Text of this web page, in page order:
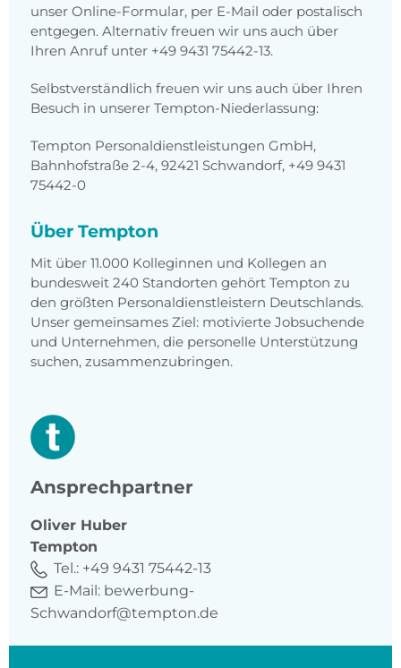
unser Online-Formular, per E-Mail oder postalisch
entgegen. Alternativ freuen wir uns auch über
Ihren Anruf unter +49 9431 75442-13.
Selbstverständlich freuen wir uns auch über Ihren
Besuch in unserer Tempton-Niederlassung:
Tempton Personaldienstleistungen GmbH,
Bahnhofstraße 2-4, 92421 Schwandorf, +49 9431
75442-0
Über Tempton
Mit über 11.000 Kolleginnen und Kollegen an
bundesweit 240 Standorten gehört Tempton zu
den größten Personaldienstleistern Deutschlands.
Unser gemeinsames Ziel: motivierte Jobsuchende
und Unternehmen, die personelle Unterstützung
suchen, zusammenzubringen.
Ansprechpartner
Oliver Huber
Tempton
Tel.: +49 9431 75442-13
E-Mail: bewerbung-
Schwandorf@tempton.de